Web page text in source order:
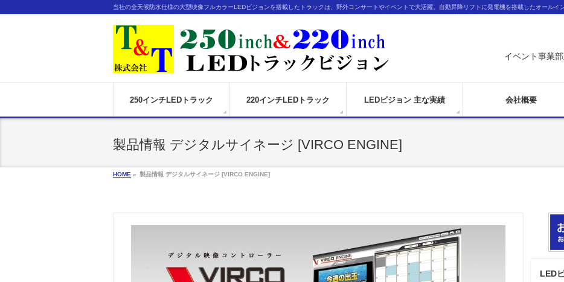
当社の全天候防水仕様の大型映像フルカラーLEDビジョンを搭載したトラックは、野外コンサートやイベントで大活躍。自動昇降リフトに発電機を搭載したオールイ
イベント事業部
250インチLEDトラック 220インチLEDトラック LEDビジョン 主な実績 会社概要
製品情報 デジタルサイネージ [VIRCO ENGINE]
HOME » 製品情報 デジタルサイネージ [VIRCO ENGINE]
LED